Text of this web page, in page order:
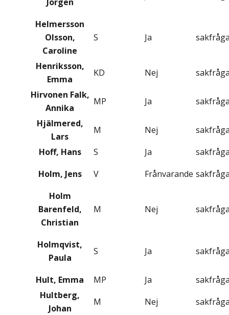
Helmersson
Olsson,
Caroline
S Ja
Henriksson,
Emma
KD Nej
Hirvonen Falk,
Annika
MP Ja
Hjälmered,
Lars
M Nej
Hoff, Hans
S Ja
Holm, Jens
V Frånvarande
Holm
Barenfeld,
Christian
M Nej
Holmqvist,
Paula
S Ja
Hult, Emma MP Ja
Hultberg,
Johan
M Nej